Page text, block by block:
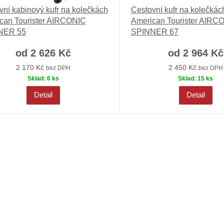
kabinový kufr na kolečkách
Tourister AIRCONIC
55
od 2 626 Kč
2 170 Kč bez DPH
Sklad: 6 ks
Detail
Cestovní kufr na
American Tourister
SPINNER 67
od 2 964 Kč
2 450 Kč bez DPH
Sklad: 15 ks
Detail